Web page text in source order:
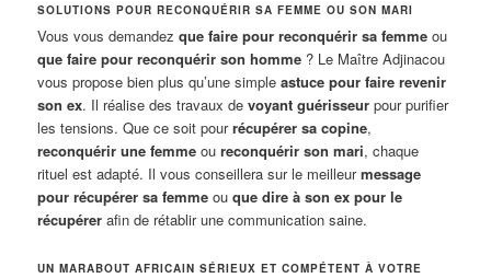
SOLUTIONS POUR RECONQUÉRIR SA FEMME OU SON MARI
Vous vous demandezque faire pour reconquérir sa femme ou
que faire pour reconquérir son homme ? Le Maître Adjinacou
vous propose bien plus qu’une simpleastuce pour faire revenir
son ex. Il réalise des travaux devoyant guérisseur pour purifier
les tensions. Que ce soit pourrécupérer sa copine,
reconquérir une femme oureconquérir son mari, chaque
rituel est adapté. Il vous conseillera sur le meilleurmessage
pour récupérer sa femme ouque dire à son ex pour le
récupérer afin de rétablir une communication saine.
UN MARABOUT AFRICAIN SÉRIEUX ET COMPÉTENT À VOTRE